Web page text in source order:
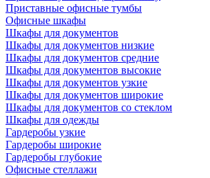
Приставные офисные тумбы
Офисные шкафы
Шкафы для документов
Шкафы для документов низкие
Шкафы для документов средние
Шкафы для документов высокие
Шкафы для документов узкие
Шкафы для документов широкие
Шкафы для документов со стеклом
Шкафы для одежды
Гардеробы узкие
Гардеробы широкие
Гардеробы глубокие
Офисные стеллажи